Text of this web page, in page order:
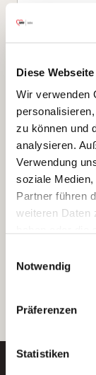
Diese
Wir verwenden
zu können und
analysieren.
Verwendung
soziale
Partner führen
weiteren Daten
Wenn Sie auf
Sie der
Ihre
indem Sie die
unserer
Notwendig
Präferenzen
Statistiken
Ich bin damit
ausschließlich
verarbeitet, auf IT-
GmbH, Heinrich-
(Betreiber)
verantwortliche
werden.
Diese
Weitere Details